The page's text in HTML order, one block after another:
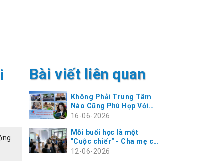
Bài viết liên quan
Không Phải Trung Tâm
Nào Cũng Phù Hợp Với
Con Bạn
16-06-2026
Mỗi buổi học là một
"Cuộc chiến" - Cha mẹ có
con tăng động hiểu điều
12-06-2026